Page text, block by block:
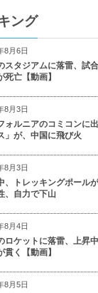
ング
8月6日
スタジアムに落雷、試
死亡【動画】
8月3日
ォルニアのコミコンに
」が、中国に飛び火
8月3日
、トレッキングポール
、自力で下山
8月4日
ロケットに落雷、上昇
貫く【動画】
8月5日